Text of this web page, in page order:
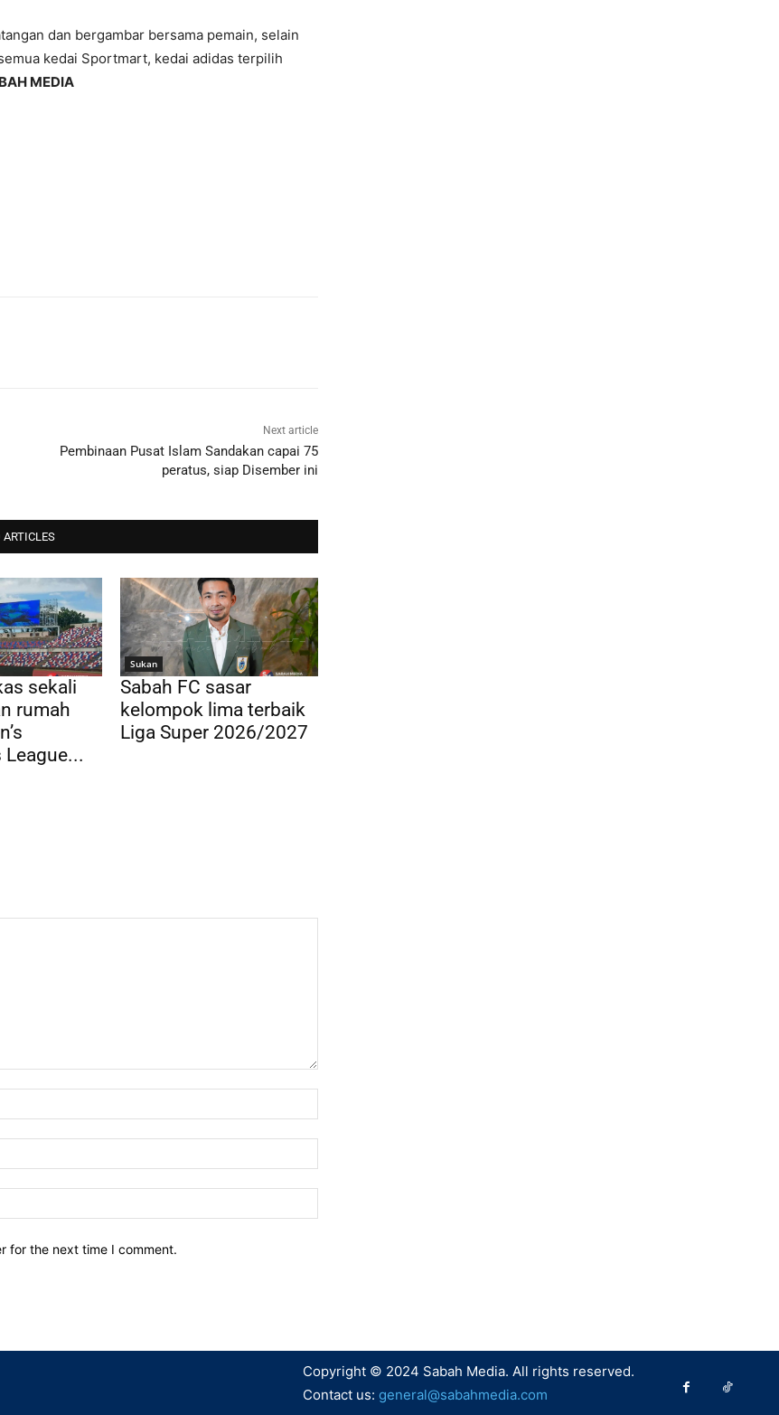
dan bergambar bersama pemain, selain
kedai Sportmart, kedai adidas terpilih
MEDIA
Next article
Pembinaan Pusat Islam Sandakan capai 75
peratus, siap Disember ini
ARTICLES
sekali
rumah
Sukan
Sabah FC sasar
kelompok lima terbaik
Liga Super 2026/2027
for the next time I comment.
Copyright © 2024 Sabah Media. All rights reserved.
Contact us: general@sabahmedia.com